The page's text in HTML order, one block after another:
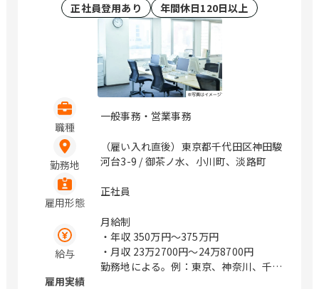
正社員登用あり
年間休日120日以上
職種
一般事務・営業事務
勤務地
（雇い入れ直後）東京都千代田区神田駿
河台3-9 / 御茶ノ水、小川町、淡路町
雇用形態
正社員
給与
月給制
・年収 350万円〜375万円
・月収 23万2700円〜24万8700円
勤務地による。例：東京、神奈川、千
雇用実績